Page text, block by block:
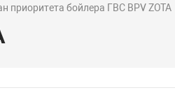
приоритета бойлера ГВС BPV ZOTA